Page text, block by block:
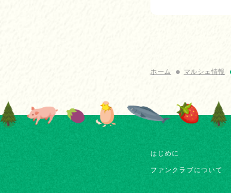
ホーム マルシェ情報
はじめに
ファンクラブについて